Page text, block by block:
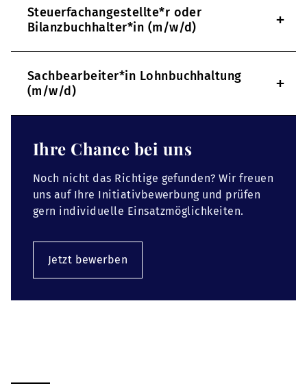
Steuerfachangestellte*r oder
Bilanzbuchhalter*in (m/w/d)
+
Sachbearbeiter*in Lohnbuchhaltung
(m/w/d)
+
Ihre Chance bei uns
Noch nicht das Richtige gefunden? Wir freuen
uns auf Ihre Initiativbewerbung und prüfen
gern individuelle Einsatzmöglichkeiten.
Jetzt bewerben